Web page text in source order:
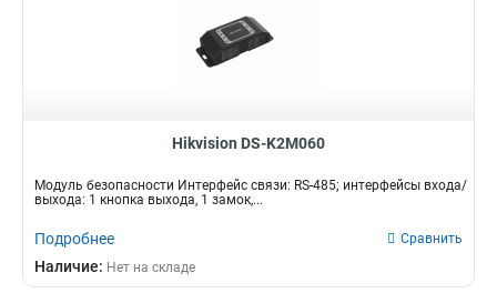
Hikvision DS-K2M060
Модуль безопасности Интерфейс связи: RS-485; интерфейсы входа/
выхода: 1 кнопка выхода, 1 замок,...
Подробнее Сравнить
Наличие: Нет на складе